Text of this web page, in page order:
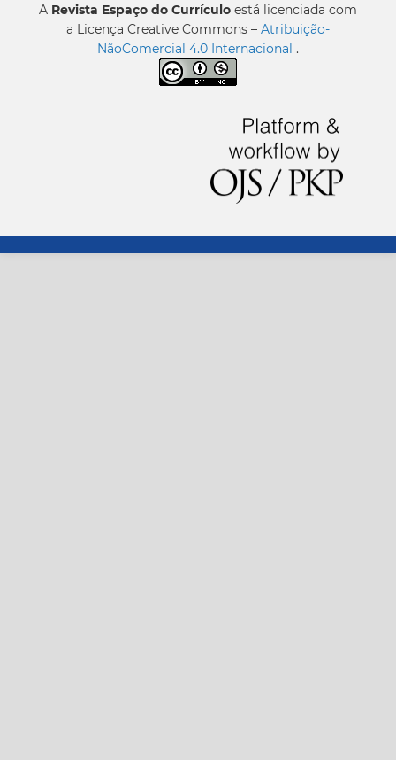
A Revista Espaço do Currículo está licenciada com
a Licença Creative Commons – Atribuição-
NãoComercial 4.0 Internacional .